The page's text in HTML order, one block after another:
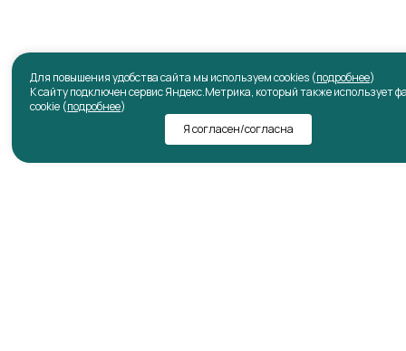
Для повышения удобства сайта мы используем cookies (подробнее)
К сайту подключен сервис Яндекс.Метрика, который также использует
cookie (подробнее)
Я согласен/согласна